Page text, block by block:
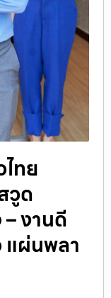
ทย
วูด
งานดี
แผ่นพลา